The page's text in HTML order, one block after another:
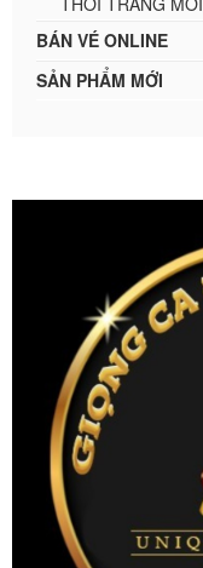
BÁN VÉ ONLINE
SẢN PHẨM MỚI